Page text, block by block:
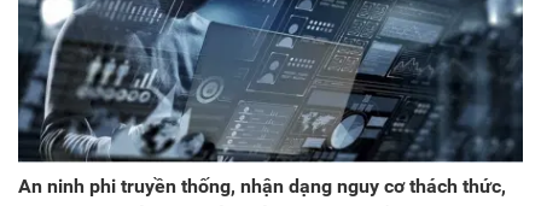
An ninh phi truyền thống, nhận dạng nguy cơ thách thức,